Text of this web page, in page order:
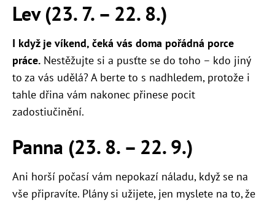
Lev (23. 7. – 22. 8.)
I když je víkend, čeká vás doma pořádná porce
práce. Nestěžujte si a pusťte se do toho – kdo jiný
to za vás udělá? A berte to s nadhledem, protože i
tahle dřina vám nakonec přinese pocit
zadostiučinění.
Panna (23. 8. – 22. 9.)
Ani horší počasí vám nepokazí náladu, když se na
vše připravíte. Plány si užijete, jen myslete na to, že